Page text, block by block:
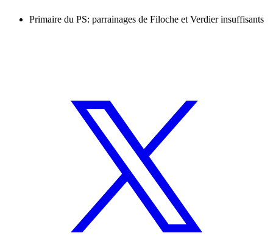
Primaire du PS: parrainages de Filoche et Verdier insuffisants